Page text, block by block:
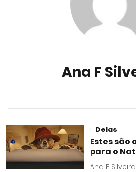
Ana F
Delas
Estes são
para o
Ana F Silveira